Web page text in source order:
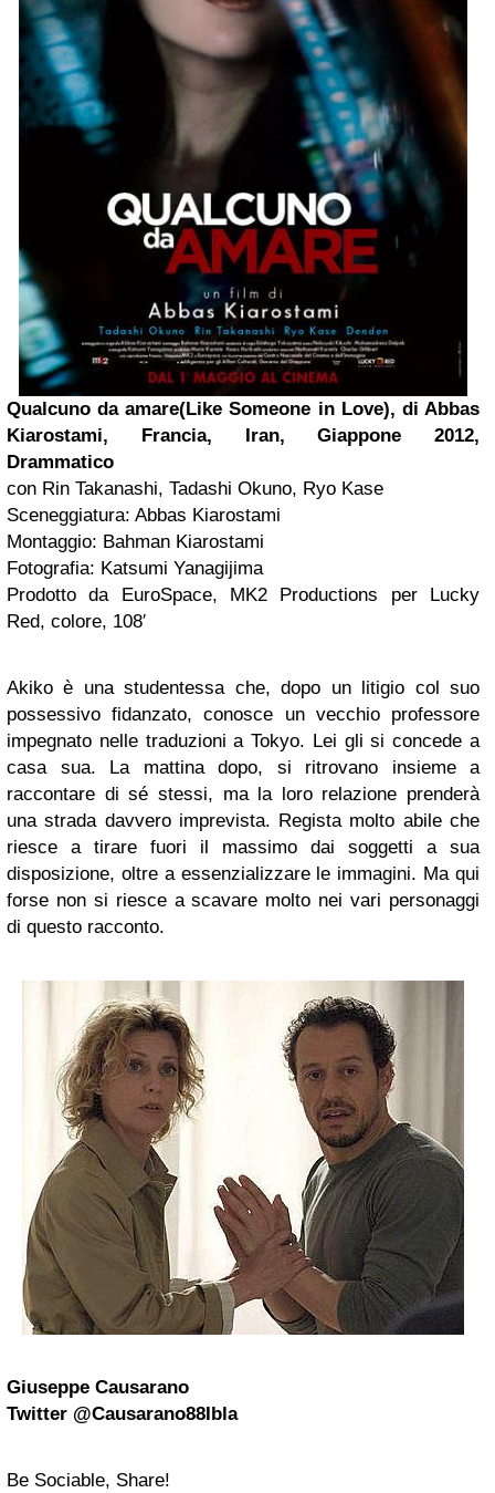
Qualcuno da amare(Like Someone in Love), di Abbas
Kiarostami, Francia, Iran, Giappone 2012,
Drammatico
con Rin Takanashi, Tadashi Okuno, Ryo Kase
Sceneggiatura: Abbas Kiarostami
Montaggio: Bahman Kiarostami
Fotografia: Katsumi Yanagijima
Prodotto da EuroSpace, MK2 Productions per Lucky
Red, colore, 108′
Akiko è una studentessa che, dopo un litigio col suo
possessivo fidanzato, conosce un vecchio professore
impegnato nelle traduzioni a Tokyo. Lei gli si concede a
casa sua. La mattina dopo, si ritrovano insieme a
raccontare di sé stessi, ma la loro relazione prenderà
una strada davvero imprevista. Regista molto abile che
riesce a tirare fuori il massimo dai soggetti a sua
disposizione, oltre a essenzializzare le immagini. Ma qui
forse non si riesce a scavare molto nei vari personaggi
di questo racconto.
Giuseppe Causarano
Twitter @Causarano88Ibla
Be Sociable, Share!